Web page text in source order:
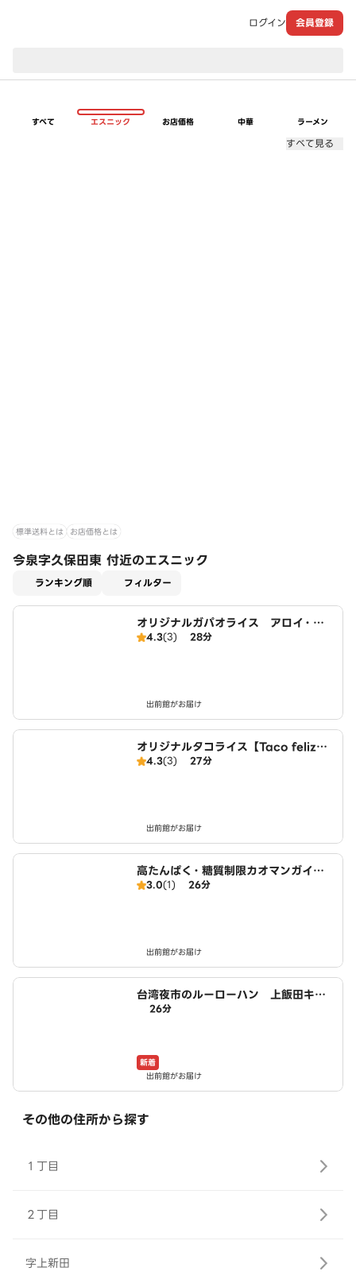
ログイン 会員登録
すべて エスニック お店価格 中華 ラーメン
すべて見る
標準送料とは お店価格とは
今泉字久保田東 付近のエスニック
ランキング順 フィルター
オリジナルガパオライス アロイ・ガ
パオ 上飯田店
4.3(3) 28分
出前館がお届け
オリジナルタコライス【Taco feliz】
上飯田店
4.3(3) 27分
出前館がお届け
高たんぱく・糖質制限カオマンガイ
東京鶏飯食堂 上飯田店
3.0(1) 26分
出前館がお届け
台湾夜市のルーローハン 上飯田キッ
チン
26分
新着
出前館がお届け
その他の住所から探す
１丁目
２丁目
字上新田